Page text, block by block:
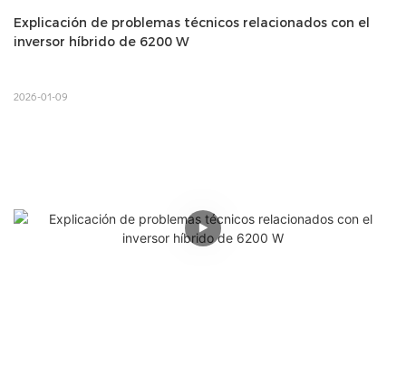
Explicación de problemas técnicos relacionados con el
inversor híbrido de 6200 W
2026-01-09